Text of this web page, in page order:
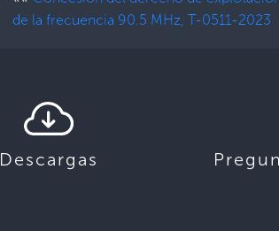
de la frecuencia 90.5 MHz, T-0511-2023
Descargas